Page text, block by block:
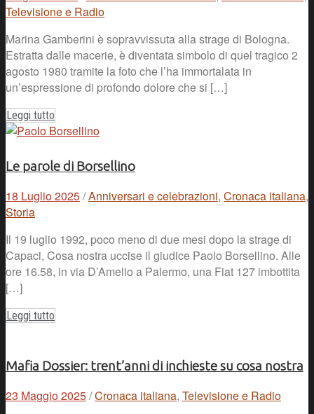
Televisione e Radio
Marina Gamberini è sopravvissuta alla strage di Bologna.
Estratta dalle macerie, è diventata simbolo di quel tragico 2
agosto 1980 tramite la foto che l’ha immortalata in
un’espressione di profondo dolore che si […]
Leggi tutto
Le parole di Borsellino
18 Luglio 2025/Anniversari e celebrazioni, Cronaca italiana,
Storia
Il 19 luglio 1992, poco meno di due mesi dopo la strage di
Capaci, Cosa nostra uccise il giudice Paolo Borsellino. Alle
ore 16.58, in via D’Amelio a Palermo, una Fiat 127 imbottita
[…]
Leggi tutto
Mafia Dossier: trent’anni di inchieste su cosa nostra
23 Maggio 2025/Cronaca italiana, Televisione e Radio